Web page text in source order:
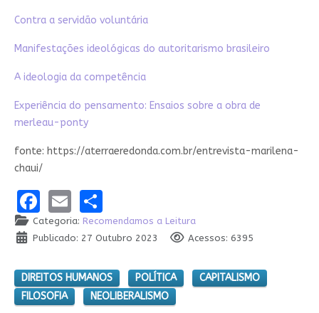
Contra a servidão voluntária
Manifestações ideológicas do autoritarismo brasileiro
A ideologia da competência
Experiência do pensamento: Ensaios sobre a obra de
merleau-ponty
fonte: https://aterraeredonda.com.br/entrevista-marilena-
chaui/
Facebook
EmailShare
Categoria: Recomendamos a Leitura
Publicado: 27 Outubro 2023
Acessos: 6395
DIREITOS HUMANOS POLÍTICA
CAPITALISMO
FILOSOFIA
NEOLIBERALISMO